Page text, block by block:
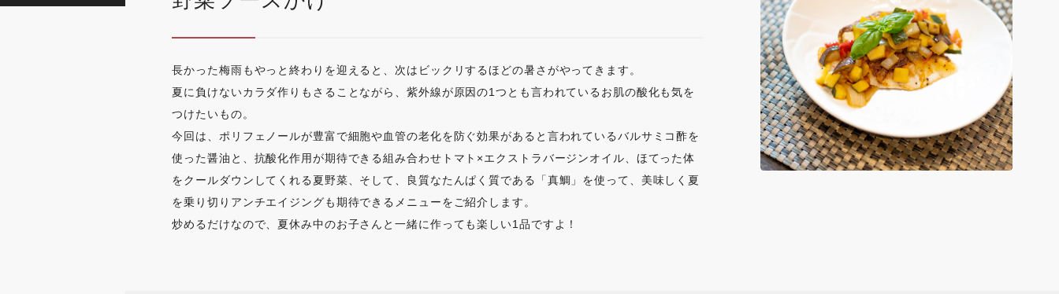
長かった梅雨もやっと終わりを迎えると、次はビックリするほどの暑さがやってきます。
夏に負けないカラダ作りもさることながら、紫外線が原因の1つとも言われているお肌の酸化も気を
つけたいもの。
今回は、ポリフェノールが豊富で細胞や血管の老化を防ぐ効果があると言われているバルサミコ酢を
使った醤油と、抗酸化作用が期待できる組み合わせトマト×エクストラバージンオイル、ほてった体
をクールダウンしてくれる夏野菜、そして、良質なたんぱく質である「真鯛」を使って、美味しく夏
を乗り切りアンチエイジングも期待できるメニューをご紹介します。
炒めるだけなので、夏休み中のお子さんと一緒に作っても楽しい1品ですよ！